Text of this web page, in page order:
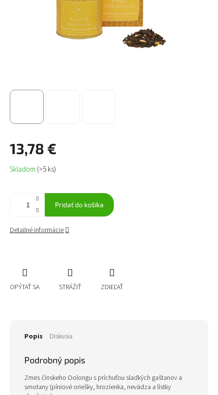
13,78 €
Jednotková
cena:
Skladom (>5 ks)
Pridať do košíka
Detailné informácie
OPÝTAŤ SA STRÁŽIŤ ZDIEĽAŤ
Popis Diskusia
Podrobný popis
Zmes čínskeho Oolongu s príchuťou sladkých gaštanov a
smotany (píniové oriešky, hrozienka, nevädza a lístky